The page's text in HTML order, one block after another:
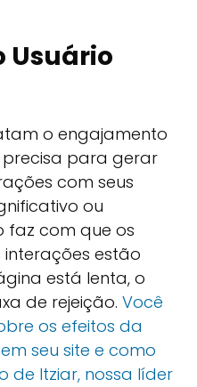
Usuário
o engajamento
precisa para gerar
com seus
ou
faz com que os
interações estão
está lenta, o
de rejeição. Você
os efeitos da
seu site e como
de Itziar, nossa líder